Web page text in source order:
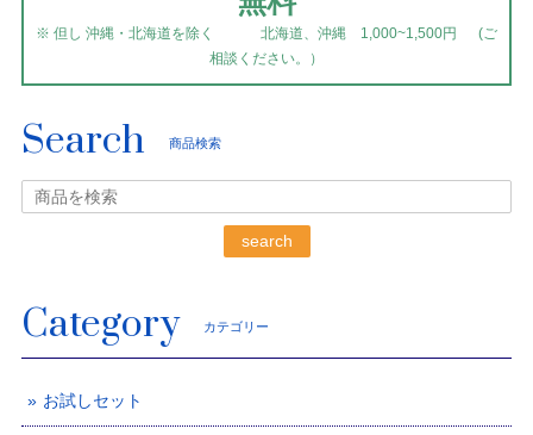
※ 但し 沖縄・北海道を除く 北海道、沖縄 1,000~1,500円 (ご
相談ください。）
Search 商品検索
search
Category カテゴリー
お試しセット